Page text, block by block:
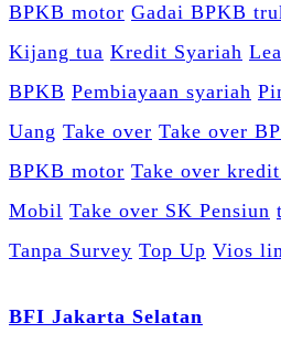
BPKB motor Gadai BPKB
Kijang tua Kredit Syariah
BPKB Pembiayaan syariah
Uang Take over Take over
BPKB motor Take over
Mobil Take over SK Pensiun
Tanpa Survey Top Up Vios
BFI Jakarta Selatan